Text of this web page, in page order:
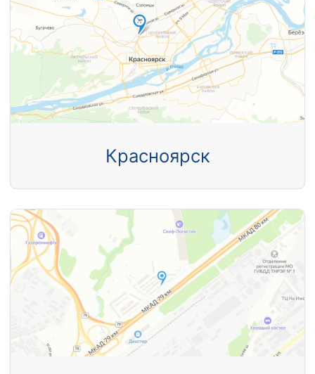
Красноярск